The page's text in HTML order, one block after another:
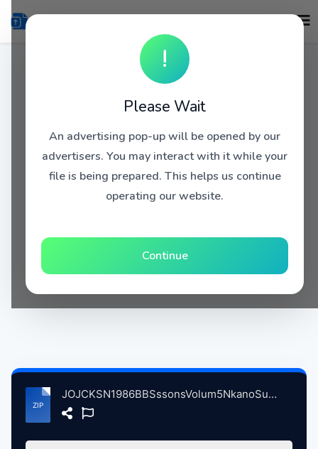
!
Please Wait
An advertising pop-up will be opened by our
advertisers. You may interact with it while your
file is being prepared. This helps us continue
operating our website.
Continue
JOJCKSN1986BBSssonsVolum5NkanoSunPlzaTkyoJpn, 10-21-1986 atse.zip